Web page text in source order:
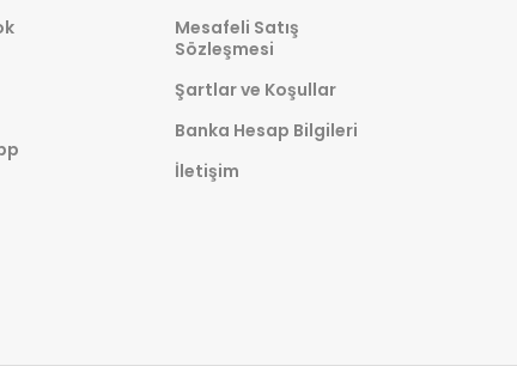
Mesafeli Satış
Sözleşmesi
Şartlar ve Koşullar
Banka Hesap Bilgileri
İletişim